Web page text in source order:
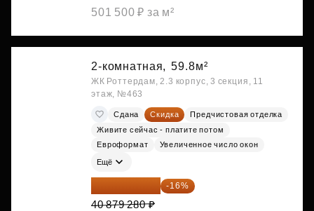
501 500 ₽ за м²
2-комнатная, 59.8м²
ЖК Роттердам, 2.3 корпус, 3 секция, 11
этаж, №463
Сдана Скидка
Предчистовая отделка
Живите сейчас - платите потом
Евроформат
Увеличенное число окон
Ещё
34 338 595 ₽ -16%
40 879 280 ₽